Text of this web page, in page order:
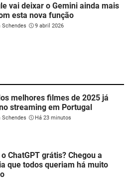
vai deixar o Gemini ainda mais
esta nova função
9 abril 2026
melhores filmes de 2025 já
streaming em Portugal
Há 23 minutos
ChatGPT grátis? Chegou a
que todos queriam há muito